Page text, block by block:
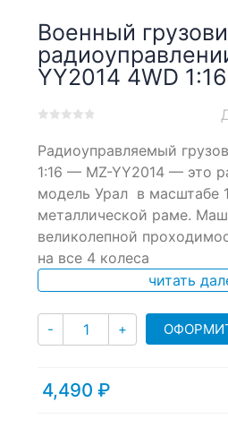
Военный
YY2014 4WD 1:16
out
on
customer
ratings
Радиоуправляемый
1:16 — MZ-YY2014 — это
модель Урал в масштабе
металлической раме.
великолепной
на все 4 колеса
читать
- Количество
+
4,490 ₽